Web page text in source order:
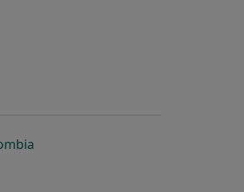
záložce
v nové záložce
se otevře v nové záložce